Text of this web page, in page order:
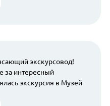
экскурсовод!
за интересный
экскурсия в Музей